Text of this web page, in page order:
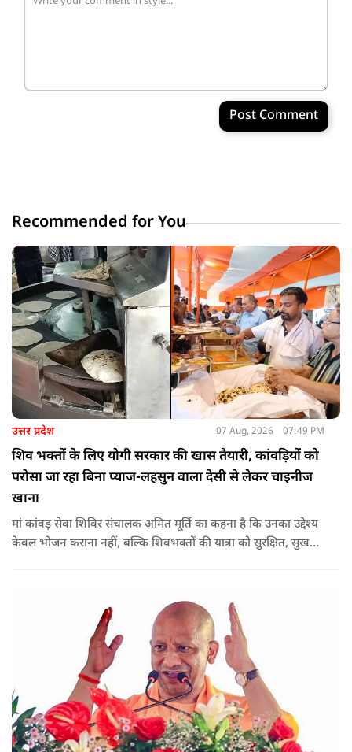
Post Comment
Recommended for You
उत्तर प्रदेश 07 Aug, 2026 07:49 PM
शिव भक्तों के लिए योगी सरकार की खास तैयारी, कांवड़ियों को
परोसा जा रहा बिना प्याज-लहसुन वाला देसी से लेकर चाइनीज
खाना
मां कांवड़ सेवा शिविर संचालक अमित मूर्ति का कहना है कि उनका उद्देश्य
केवल भोजन कराना नहीं, बल्कि शिवभक्तों की यात्रा को सुरक्षित, सुखद